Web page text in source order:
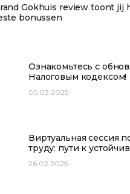
Gokhuis review toont jij
bonussen
Ознакомьтесь с
Налоговым кодексом!
05.03.2025
Виртуальная сессия
труду: пути к
26.02.2025